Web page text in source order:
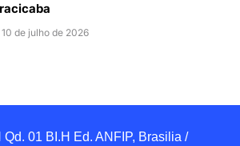
10 de julho de 2026
01 BI.H Ed. ANFIP, Brasilia /